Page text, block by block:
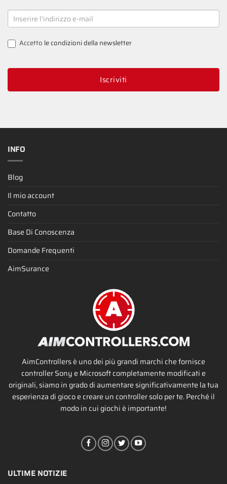
NEWSLETTER
SIGNUP
Accetto le condizioni della newsletter
Iscriviti
INFO
Blog
Il mio account
Contatto
Base Di Conoscenza
Domande Frequenti
AimSurance
AimControllers è uno dei più grandi marchi che fornisce
controller Sony e Microsoft completamente modificati e
originali, siamo in grado di aumentare significativamente la tua
esperienza di gioco e creare un controller solo per te. Perché il
modo in cui giochi è importante!
ULTIME NOTIZIE